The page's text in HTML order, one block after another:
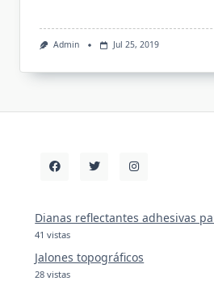
Admin Jul 25, 2019
Dianas reflectantes adhesivas
41 vistas
Jalones topográficos
28 vistas